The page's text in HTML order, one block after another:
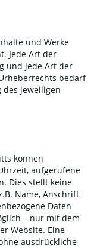
und Werke
Jede Art der
und jede Art der
bedarf
jeweiligen
können
aufgerufene
Dies stellt keine
Name, Anschrift
Daten
– nur mit dem
Website. Eine
ausdrückliche